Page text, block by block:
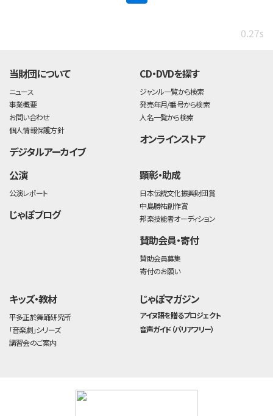
0.27s
当財団について
ニュース
事業概要
お問い合わせ
個人情報保護方針
デジタルアーカイブ
CD・DVDを探す
ジャンル一覧から検索
発売年月/番号から検索
人名一覧から検索
オンラインストア
公演
公演レポート
じゃぽブログ
顕彰・助成
日本伝統文化振興財団賞
中島勝祐創作賞
邦楽技能者オーディション
賛助会員・寄付
賛助会員募集
寄付のお願い
キッズ・教材
平多正於舞踊研究所
「音楽劇」シリーズ
講習会のご案内
じゃぽマガジン
アイヌ語を贈るプロジェクト
音声ガイド（バリアフリー）